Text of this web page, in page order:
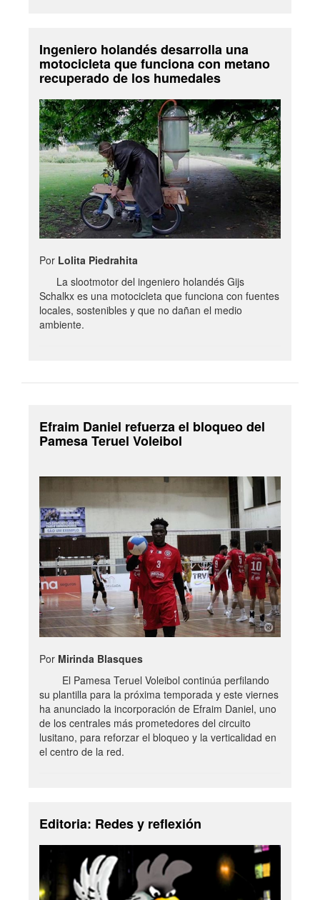
Ingeniero holandés desarrolla una
motocicleta que funciona con metano
recuperado de los humedales
Por Lolita Piedrahita
La slootmotor del ingeniero holandés Gijs
Schalkx es una motocicleta que funciona con fuentes
locales, sostenibles y que no dañan el medio
ambiente.
Efraim Daniel refuerza el bloqueo del
Pamesa Teruel Voleibol
Por Mirinda Blasques
El Pamesa Teruel Voleibol continúa perfilando
su plantilla para la próxima temporada y este viernes
ha anunciado la incorporación de Efraim Daniel, uno
de los centrales más prometedores del circuito
lusitano, para reforzar el bloqueo y la verticalidad en
el centro de la red.
Editoria: Redes y reflexión